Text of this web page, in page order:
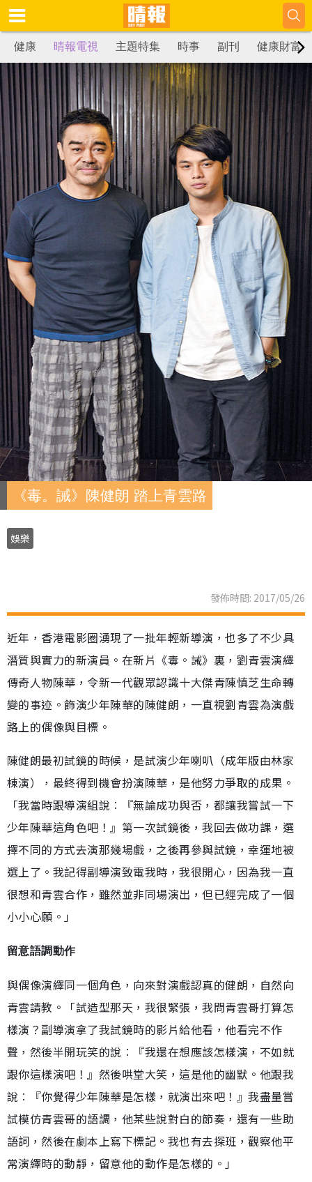
健康 晴報電視 主題特集 時事 副刊 健康財富
《毒。誡》陳健朗 踏上青雲路
娛樂
發佈時間: 2017/05/26
近年，香港電影圈湧現了一批年輕新導演，也多了不少具
潛質與實力的新演員。在新片《毒。誡》裏，劉青雲演繹
傳奇人物陳華，令新一代觀眾認識十大傑青陳慎芝生命轉
變的事迹。飾演少年陳華的陳健朗，一直視劉青雲為演戲
路上的偶像與目標。
陳健朗最初試鏡的時候，是試演少年喇叭（成年版由林家
棟演），最終得到機會扮演陳華，是他努力爭取的成果。
「我當時跟導演組說︰『無論成功與否，都讓我嘗試一下
少年陳華這角色吧！』第一次試鏡後，我回去做功課，選
擇不同的方式去演那幾場戲，之後再參與試鏡，幸運地被
選上了。我記得副導演致電我時，我很開心，因為我一直
很想和青雲合作，雖然並非同場演出，但已經完成了一個
小小心願。」
留意語調動作
與偶像演繹同一個角色，向來對演戲認真的健朗，自然向
青雲請教。「試造型那天，我很緊張，我問青雲哥打算怎
樣演？副導演拿了我試鏡時的影片給他看，他看完不作
聲，然後半開玩笑的說︰『我還在想應該怎樣演，不如就
跟你這樣演吧！』然後哄堂大笑，這是他的幽默。他跟我
說︰『你覺得少年陳華是怎樣，就演出來吧！』我盡量嘗
試模仿青雲哥的語調，他某些說對白的節奏，還有一些助
語詞，然後在劇本上寫下標記。我也有去探班，觀察他平
常演繹時的動靜，留意他的動作是怎樣的。」